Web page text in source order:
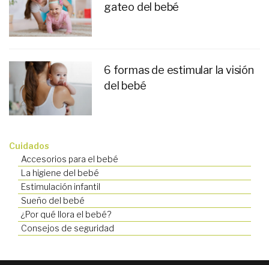
gateo del bebé
6 formas de estimular la visión
del bebé
Cuidados
Accesorios para el bebé
La higiene del bebé
Estimulación infantil
Sueño del bebé
¿Por qué llora el bebé?
Consejos de seguridad